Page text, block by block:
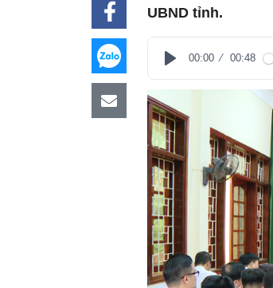
UBND tỉnh.
Play
00:00 00:48